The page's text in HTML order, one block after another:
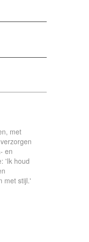
met
en
'Ik houd
met stijl.'